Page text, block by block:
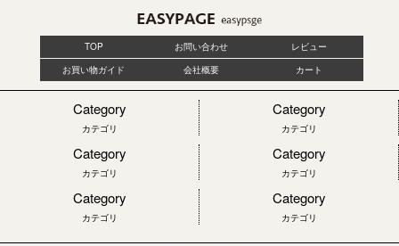
TOP お問い合わせ
レビュー
お買い物ガイド
会社概要 カート
Category
カテゴリ
Category
カテゴリ
Category
カテゴリ
Category
カテゴリ
Category
カテゴリ
Category
カテゴリ